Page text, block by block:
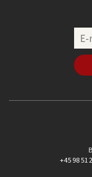
+45 98 51